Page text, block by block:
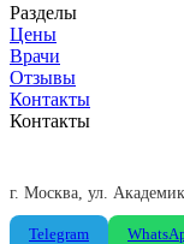
Разделы
Цены
Врачи
Отзывы
Контакты
Контакты
г. Москва, ул.
Telegram